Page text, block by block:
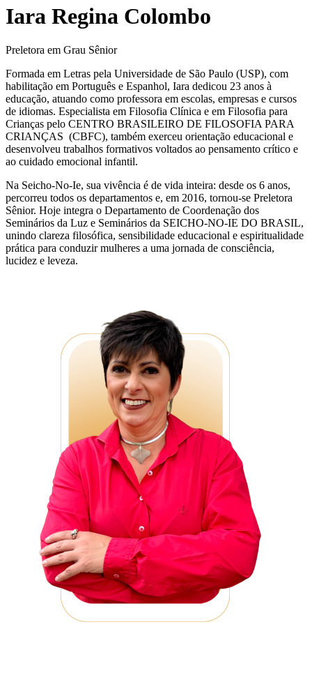
Iara Regina Colombo
Preletora em Grau Sênior
Formada em Letras pela Universidade de São Paulo (USP), com
habilitação em Português e Espanhol, Iara dedicou 23 anos à
educação, atuando como professora em escolas, empresas e cursos
de idiomas. Especialista em Filosofia Clínica e em Filosofia para
Crianças pelo CENTRO BRASILEIRO DE FILOSOFIA PARA
CRIANÇAS (CBFC), também exerceu orientação educacional e
desenvolveu trabalhos formativos voltados ao pensamento crítico e
ao cuidado emocional infantil.
Na Seicho-No-Ie, sua vivência é de vida inteira: desde os 6 anos,
percorreu todos os departamentos e, em 2016, tornou-se Preletora
Sênior. Hoje integra o Departamento de Coordenação dos
Seminários da Luz e Seminários da SEICHO-NO-IE DO BRASIL,
unindo clareza filosófica, sensibilidade educacional e espiritualidade
prática para conduzir mulheres a uma jornada de consciência,
lucidez e leveza.